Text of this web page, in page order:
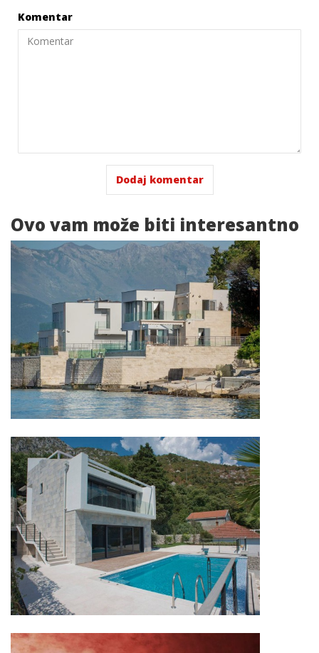
Komentar
Ovo vam može biti interesantno